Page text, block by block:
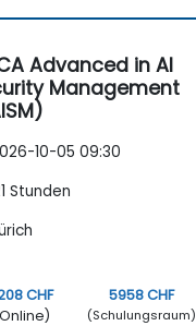
Advanced in AI
Management
10-05 09:30
Stunden
CHF
5958 CHF
(Schulungsraum)